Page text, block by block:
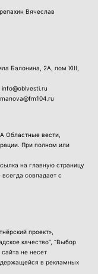
Вячеслав
Балонина, 2А, пом XIII,
Областные вести,
При полном или
на главную страницу
совпадает с
проект»,
качество”, “Выбор
не несет
в рекламных